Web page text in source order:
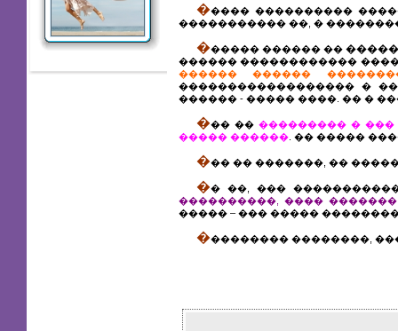
����� ����������
����������� ��, �
������ ������ ��
������ ������������
������ ������
������������������ �
������ - ����� ����. �� �
��� ����������� �
����� ������ . �� �����
��� �� �������, ��
�� ��, ���
����������, ����
����� – ��� �����
��������� ��������,